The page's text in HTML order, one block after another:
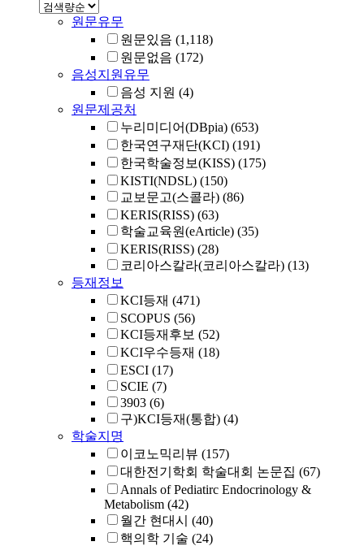
원문유무
원문있음 (1,118)
원문없음 (172)
음성지원유무
음성 지원 (4)
원문제공처
누리미디어(DBpia) (653)
한국연구재단(KCI) (191)
한국학술정보(KISS) (175)
KISTI(NDSL) (150)
교보문고(스콜라) (86)
KERIS(RISS) (63)
학술교육원(eArticle) (35)
KERIS(RISS) (28)
코리아스칼라(코리아스칼라) (13)
등재정보
KCI등재 (471)
SCOPUS (56)
KCI등재후보 (52)
KCI우수등재 (18)
ESCI (17)
SCIE (7)
3903 (6)
구)KCI등재(통합) (4)
학술지명
이코노믹리뷰 (157)
대한전기학회 학술대회 논문집 (67)
Annals of Pediatirc Endocrinology &
Metabolism (42)
월간 현대시 (40)
핵의학 기술 (24)